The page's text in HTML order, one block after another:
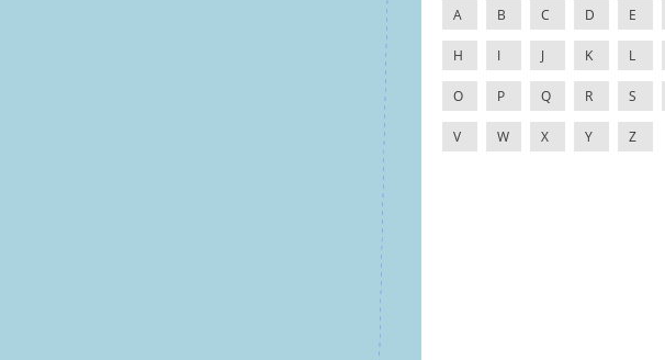
A B C D E
H I J K L
O P Q R S
V W X Y Z